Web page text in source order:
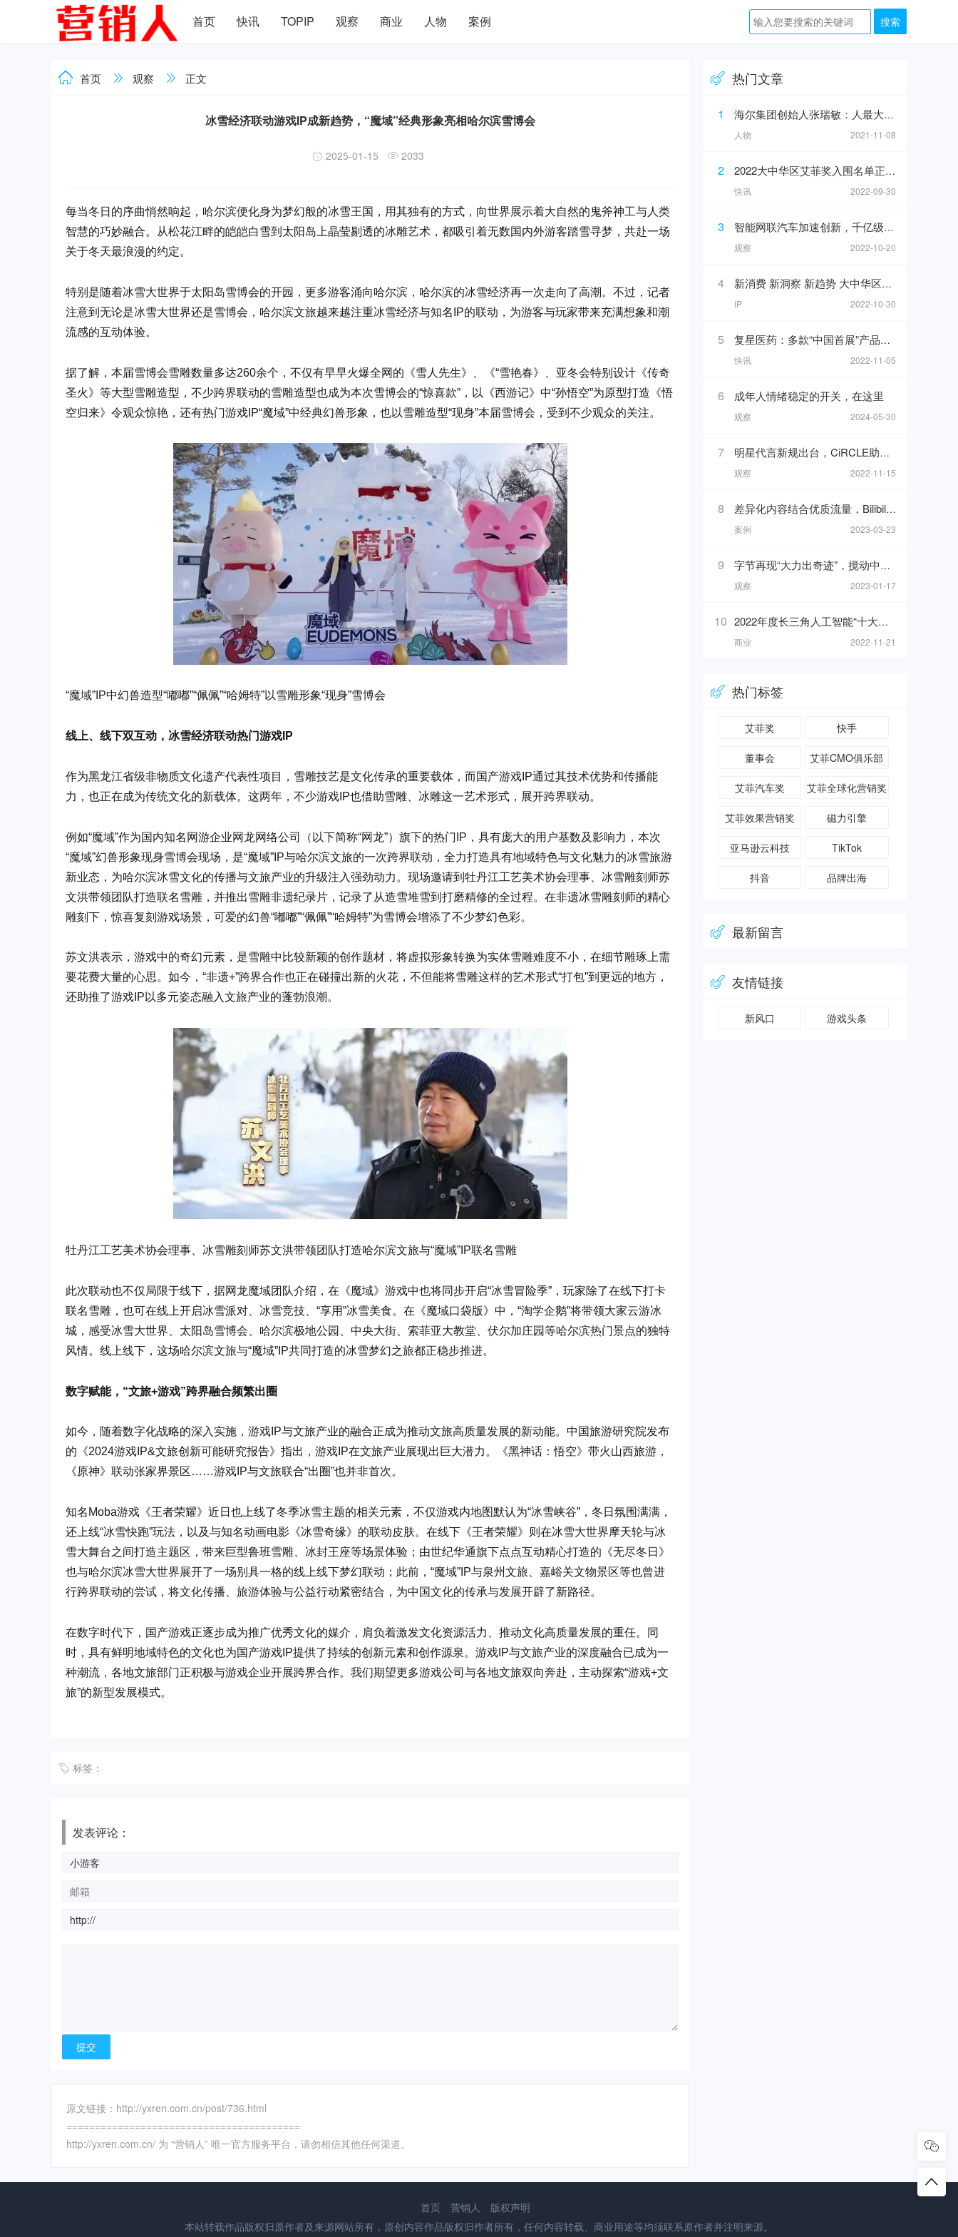
首页 快讯 TOPIP 观察 商业 人物 案例
首页 观察 正文
冰雪经济联动游戏IP成新趋势，“魔域”经典形象亮相哈尔滨雪博会
2025-01-15 2033
每当冬日的序曲悄然响起，哈尔滨便化身为梦幻般的冰雪王国，用其独有的方式，向世界展示着大自然的鬼斧神工与人类
智慧的巧妙融合。从松花江畔的皑皑白雪到太阳岛上晶莹剔透的冰雕艺术，都吸引着无数国内外游客踏雪寻梦，共赴一场
关于冬天最浪漫的约定。
特别是随着冰雪大世界于太阳岛雪博会的开园，更多游客涌向哈尔滨，哈尔滨的冰雪经济再一次走向了高潮。不过，记者
注意到无论是冰雪大世界还是雪博会，哈尔滨文旅越来越注重冰雪经济与知名IP的联动，为游客与玩家带来充满想象和潮
流感的互动体验。
据了解，本届雪博会雪雕数量多达260余个，不仅有早早火爆全网的《雪人先生》、《“雪艳春》、亚冬会特别设计《传奇
圣火》等大型雪雕造型，不少跨界联动的雪雕造型也成为本次雪博会的“惊喜款”，以《西游记》中“孙悟空”为原型打造《悟
空归来》令观众惊艳，还有热门游戏IP“魔域”中经典幻兽形象，也以雪雕造型“现身”本届雪博会，受到不少观众的关注。
“魔域”IP中幻兽造型“嘟嘟”“佩佩”“哈姆特”以雪雕形象“现身”雪博会
线上、线下双互动，冰雪经济联动热门游戏IP
作为黑龙江省级非物质文化遗产代表性项目，雪雕技艺是文化传承的重要载体，而国产游戏IP通过其技术优势和传播能
力，也正在成为传统文化的新载体。这两年，不少游戏IP也借助雪雕、冰雕这一艺术形式，展开跨界联动。
例如“魔域”作为国内知名网游企业网龙网络公司（以下简称“网龙”）旗下的热门IP，具有庞大的用户基数及影响力，本次
“魔域”幻兽形象现身雪博会现场，是“魔域”IP与哈尔滨文旅的一次跨界联动，全力打造具有地域特色与文化魅力的冰雪旅游
新业态，为哈尔滨冰雪文化的传播与文旅产业的升级注入强劲动力。现场邀请到牡丹江工艺美术协会理事、冰雪雕刻师苏
文洪带领团队打造联名雪雕，并推出雪雕非遗纪录片，记录了从造雪堆雪到打磨精修的全过程。在非遗冰雪雕刻师的精心
雕刻下，惊喜复刻游戏场景，可爱的幻兽“嘟嘟”“佩佩”“哈姆特”为雪博会增添了不少梦幻色彩。
苏文洪表示，游戏中的奇幻元素，是雪雕中比较新颖的创作题材，将虚拟形象转换为实体雪雕难度不小，在细节雕琢上需
要花费大量的心思。如今，“非遗+”跨界合作也正在碰撞出新的火花，不但能将雪雕这样的艺术形式“打包”到更远的地方，
还助推了游戏IP以多元姿态融入文旅产业的蓬勃浪潮。
牡丹江工艺美术协会理事、冰雪雕刻师苏文洪带领团队打造哈尔滨文旅与“魔域”IP联名雪雕
此次联动也不仅局限于线下，据网龙魔域团队介绍，在《魔域》游戏中也将同步开启“冰雪冒险季”，玩家除了在线下打卡
联名雪雕，也可在线上开启冰雪派对、冰雪竞技、“享用”冰雪美食。在《魔域口袋版》中，“淘学企鹅”将带领大家云游冰
城，感受冰雪大世界、太阳岛雪博会、哈尔滨极地公园、中央大街、索菲亚大教堂、伏尔加庄园等哈尔滨热门景点的独特
风情。线上线下，这场哈尔滨文旅与“魔域”IP共同打造的冰雪梦幻之旅都正稳步推进。
数字赋能，“文旅+游戏”跨界融合频繁出圈
如今，随着数字化战略的深入实施，游戏IP与文旅产业的融合正成为推动文旅高质量发展的新动能。中国旅游研究院发布
的《2024游戏IP&文旅创新可能研究报告》指出，游戏IP在文旅产业展现出巨大潜力。《黑神话：悟空》带火山西旅游，
《原神》联动张家界景区……游戏IP与文旅联合“出圈”也并非首次。
知名Moba游戏《王者荣耀》近日也上线了冬季冰雪主题的相关元素，不仅游戏内地图默认为“冰雪峡谷”，冬日氛围满满，
还上线“冰雪快跑”玩法，以及与知名动画电影《冰雪奇缘》的联动皮肤。在线下《王者荣耀》则在冰雪大世界摩天轮与冰
雪大舞台之间打造主题区，带来巨型鲁班雪雕、冰封王座等场景体验；由世纪华通旗下点点互动精心打造的《无尽冬日》
也与哈尔滨冰雪大世界展开了一场别具一格的线上线下梦幻联动；此前，“魔域”IP与泉州文旅、嘉峪关文物景区等也曾进
行跨界联动的尝试，将文化传播、旅游体验与公益行动紧密结合，为中国文化的传承与发展开辟了新路径。
在数字时代下，国产游戏正逐步成为推广优秀文化的媒介，肩负着激发文化资源活力、推动文化高质量发展的重任。同
时，具有鲜明地域特色的文化也为国产游戏IP提供了持续的创新元素和创作源泉。游戏IP与文旅产业的深度融合已成为一
种潮流，各地文旅部门正积极与游戏企业开展跨界合作。我们期望更多游戏公司与各地文旅双向奔赴，主动探索“游戏+文
旅”的新型发展模式。
标签：
发表评论：
原文链接：http://yxren.com.cn/post/736.html
=========================================
http://yxren.com.cn/ 为 “营销人” 唯一官方服务平台，请勿相信其他任何渠道。
热门文章
1 海尔集团创始人张瑞敏：人最大的敌人不是人工智能，而是科层制
人物 2021-11-08
2 2022大中华区艾菲奖入围名单正式公布！
快讯 2022-09-30
3 智能网联汽车加速创新，千亿级汽车产业链崛起？
观察 2022-10-20
4 新消费 新洞察 新趋势 大中华区艾菲X途虎养车INNODAY圆满举办！
IP 2022-10-30
5 复星医药：多款“中国首展”产品亮相进博，加速创新产品落地
快讯 2022-11-05
6 成年人情绪稳定的开关，在这里
观察 2024-05-30
7 明星代言新规出台，CiRCLE助你完成1分钟广告代言“健康自检”
观察 2022-11-15
8 差异化内容结合优质流量，Bilibili开启东南亚市场新增长
案例 2023-03-23
9 字节再现“大力出奇迹”，搅动中东直播
观察 2023-01-17
10 2022年度长三角人工智能“十大杰出人物”与“十大创新应用”榜单发布！
商业 2022-11-21
热门标签
艾菲奖 快手
董事会 艾菲CMO俱乐部
艾菲汽车奖 艾菲全球化营销奖
艾菲效果营销奖 磁力引擎
亚马逊云科技 TikTok
抖音 品牌出海
最新留言
友情链接
新风口 游戏头条
首页 营销人
版权声明
本站转载作品版权归原作者及来源网站所有，原创内容作品版权归作者所有，任何内容转载、商业用途等均须联系原作者并注明来源。